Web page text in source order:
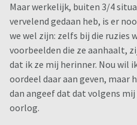
kunnen doen. Maar omdat ik
zijn we klaar. En dat geeft
vragen wat ze denkt. Ik weet
nog wel wat mixed signals,
her en der nog een kus
maar.
We gaan bijna op vakantie. En
Maar werkelijk, buiten 3/4
vervelend gedaan heb, is er
we wel zijn: zelfs bij die ruzies
voorbeelden die ze aanhaalt,
dat ik ze mij herinner. Nou wil
oordeel daar aan geven, maar
dan angeef dat dat volgens
oorlog.